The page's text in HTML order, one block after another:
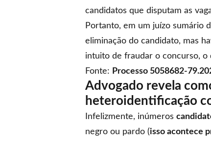
candidatos que disputam as
Portanto, em um juízo sumário
eliminação do candidato, mas
intuito de fraudar o concurso, o
Fonte: Processo 5058682-
Advogado revela
heteroidentificação
Infelizmente, inúmeros
negro ou pardo (isso acontece